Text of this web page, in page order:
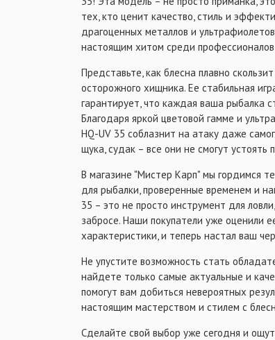
тех, кто ценит качество, стиль и
драгоценных металлов и
настоящим хитом среди
Представьте, как блесна плавно
осторожного хищника. Ее стабильная
гарантирует, что каждая ваша рыбалка
Благодаря яркой цветовой гамме и
HQ-UV 35 соблазнит на атаку даже
щука, судак – все они не смогут устоять
В магазине "Мистер Карп" мы гордимся
для рыбалки, проверенные временем и
35 – это не просто инструмент для
забросе. Наши покупатели уже оценили
характеристики, и теперь настал ваш
Не упустите возможность стать
найдете только самые актуальные и
помогут вам добиться невероятных
настоящим мастерством и стилем с
Сделайте свой выбор уже сегодня и